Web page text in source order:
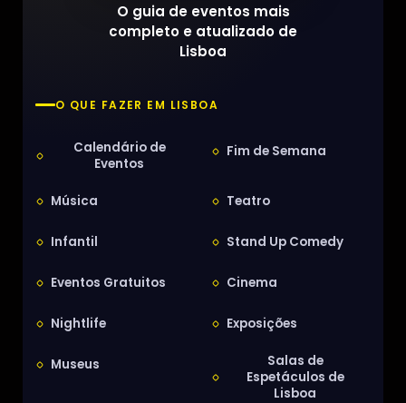
O guia de eventos mais
completo e atualizado de
Lisboa
O QUE FAZER EM LISBOA
Calendário de
Eventos
Fim de Semana
Música Teatro
Infantil Stand Up Comedy
Eventos Gratuitos Cinema
Nightlife Exposições
Museus
Salas de
Espetáculos de
Lisboa